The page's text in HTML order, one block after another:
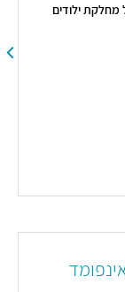
מחלקת ילודים